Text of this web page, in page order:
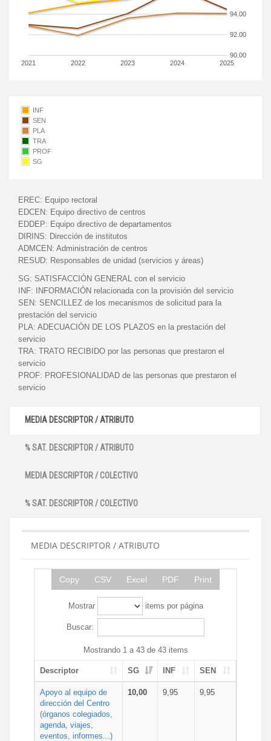
2021 2022 2023 2024 2025
90.00
92.00
94.00
INF
SEN
PLA
TRA
PROF
SG
EREC: Equipo rectoral
EDCEN: Equipo directivo de centros
EDDEP: Equipo directivo de departamentos
DIRINS: Dirección de institutos
ADMCEN: Administración de centros
RESUD: Responsables de unidad (servicios y áreas)
SG: SATISFACCIÓN GENERAL con el servicio
INF:
INFORMACIÓN relacionada con la provisión del servicio
SEN: SENCILLEZ de los mecanismos de solicitud para la
prestación del servicio
PLA: ADECUACIÓN DE LOS PLAZOS en la prestación del
servicio
TRA: TRATO RECIBIDO por las personas que prestaron el
servicio
PROF: PROFESIONALIDAD de las personas que prestaron el
servicio
MEDIA DESCRIPTOR / ATRIBUTO
% SAT. DESCRIPTOR / ATRIBUTO
MEDIA DESCRIPTOR / COLECTIVO
% SAT. DESCRIPTOR / COLECTIVO
MEDIA DESCRIPTOR / ATRIBUTO
Copy CSV Excel PDF Print
Mostrar items por página
Buscar:
Mostrando 1 a 43 de 43 items
Descriptor SG INF SEN
Apoyo al equipo de
dirección del Centro
(órganos colegiados,
agenda, viajes,
eventos, informes...)
10,00 9,95 9,95